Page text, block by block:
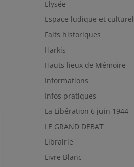
Elysée
Espace ludique et culturel
Faits historiques
Harkis
Hauts lieux de Mémoire
Informations
Infos pratiques
La Libération 6 juin 1944
LE GRAND DEBAT
Librairie
Livre Blanc